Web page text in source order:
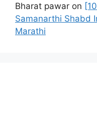
Bharat pawar on
Samanarthi Shabd
Marathi